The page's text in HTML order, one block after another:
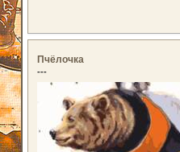
Пчёлочка
---